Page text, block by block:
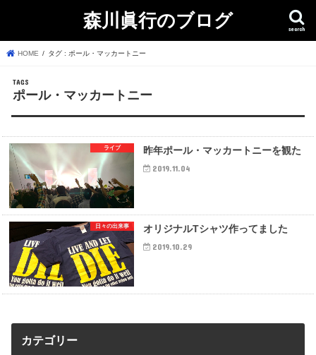
森川眞行のブログ search
HOME タグ : ポール・マッカートニー
ポール・マッカートニー
ライブ 昨年ポール・マッカートニーを観た
2019.11.04
日々の出来事 オリジナルTシャツ作ってました
2019.10.29
カテゴリー